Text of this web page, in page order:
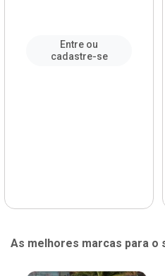
Entre ou
cadastre-se
As melhores marcas para o